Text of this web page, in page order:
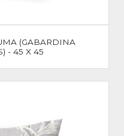
(GABARDINA
- 45 X 45